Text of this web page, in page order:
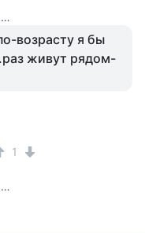
Лариса Черепанова(Павловская)
возрасту я бы
живут рядом-
1
Лариса Черепанова(Павловская)